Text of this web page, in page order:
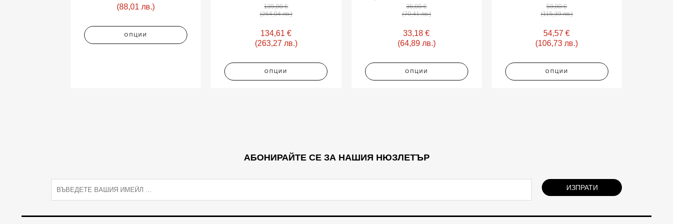
(88,01 лв.)
ОПЦИИ
135,00€
(264,04 лв.)
134,61€
(263,27 лв.)
ОПЦИИ
36,00€
(70,41 лв.)
33,18€
(64,89 лв.)
ОПЦИИ
59,00€
(115,39 лв.)
54,57€
(106,73 лв.)
ОПЦИИ
АБОНИРАЙТЕ СЕ ЗА НАШИЯ НЮЗЛЕТЪР
i
ИЗПРАТИ